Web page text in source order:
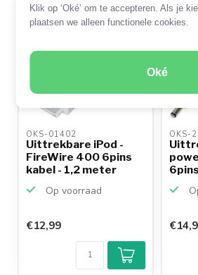
Klik op ‘Oké’ om te accepteren. Als je
plaatsen we alleen functionele cookies.
Oké
OKS-01402
Uittrekbare iPod -
FireWire 400 6pins
kabel - 1,2 meter
Op voorraad
€12,99
OKS-